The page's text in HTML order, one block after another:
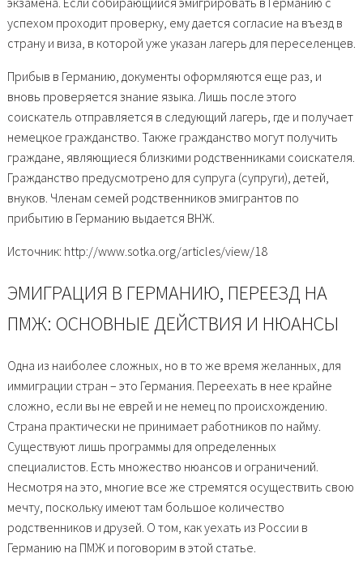
успехом проходит проверку, ему дается согласие на въезд в
страну и виза, в которой уже указан лагерь для переселенцев.
Прибыв в Германию, документы оформляются еще раз, и
вновь проверяется знание языка. Лишь после этого
соискатель отправляется в следующий лагерь, где и получает
немецкое гражданство. Также гражданство могут получить
граждане, являющиеся близкими родственниками соискателя.
Гражданство предусмотрено для супруга (супруги), детей,
внуков. Членам семей родственников эмигрантов по
прибытию в Германию выдается ВНЖ.
Источник: http://www.sotka.org/articles/view/18
ЭМИГРАЦИЯ В ГЕРМАНИЮ, ПЕРЕЕЗД НА
ПМЖ: ОСНОВНЫЕ ДЕЙСТВИЯ И НЮАНСЫ
Одна из наиболее сложных, но в то же время желанных, для
иммиграции стран – это Германия. Переехать в нее крайне
сложно, если вы не еврей и не немец по происхождению.
Страна практически не принимает работников по найму.
Существуют лишь программы для определенных
специалистов. Есть множество нюансов и ограничений.
Несмотря на это, многие все же стремятся осуществить свою
мечту, поскольку имеют там большое количество
родственников и друзей. О том, как уехать из России в
Германию на ПМЖ и поговорим в этой статье.